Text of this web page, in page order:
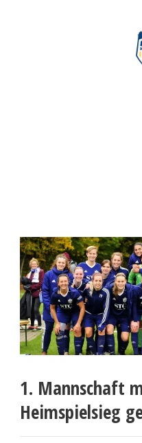
1. Mannschaft
Heimspielsieg